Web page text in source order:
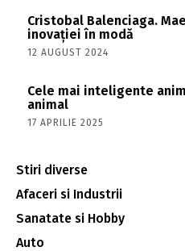
Cristobal Balenciaga.
inovației în modă
12 AUGUST 2024
Cele mai inteligente
animal
17 APRILIE 2025
Stiri diverse
Afaceri si Industrii
Sanatate si Hobby
Auto